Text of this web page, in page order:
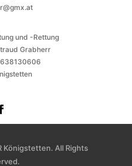
und -Rettung
Grabherr
Königstetten. All Rights